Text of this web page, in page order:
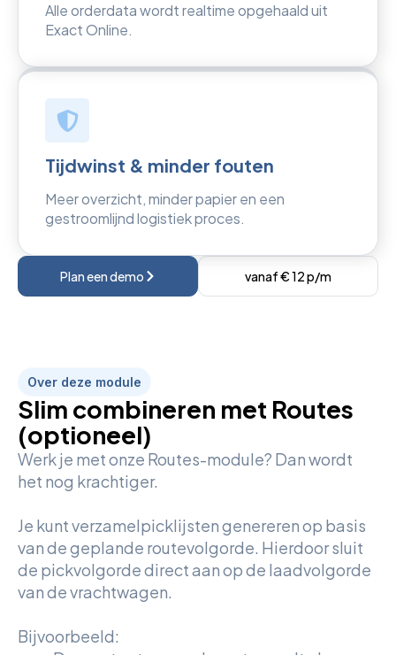
Alle orderdata wordt realtime opgehaald uit
Exact Online.
Tijdwinst & minder fouten
Meer overzicht, minder papier en een
gestroomlijnd logistiek proces.
Plan een demo vanaf € 12 p/m
Over deze module
Slim combineren met Routes
(optioneel)
Werk je met onze Routes-module? Dan wordt
het nog krachtiger.
Je kunt verzamelpicklijsten genereren op basis
van de geplande routevolgorde. Hierdoor sluit
de pickvolgorde direct aan op de laadvolgorde
van de vrachtwagen.
Bijvoorbeeld: